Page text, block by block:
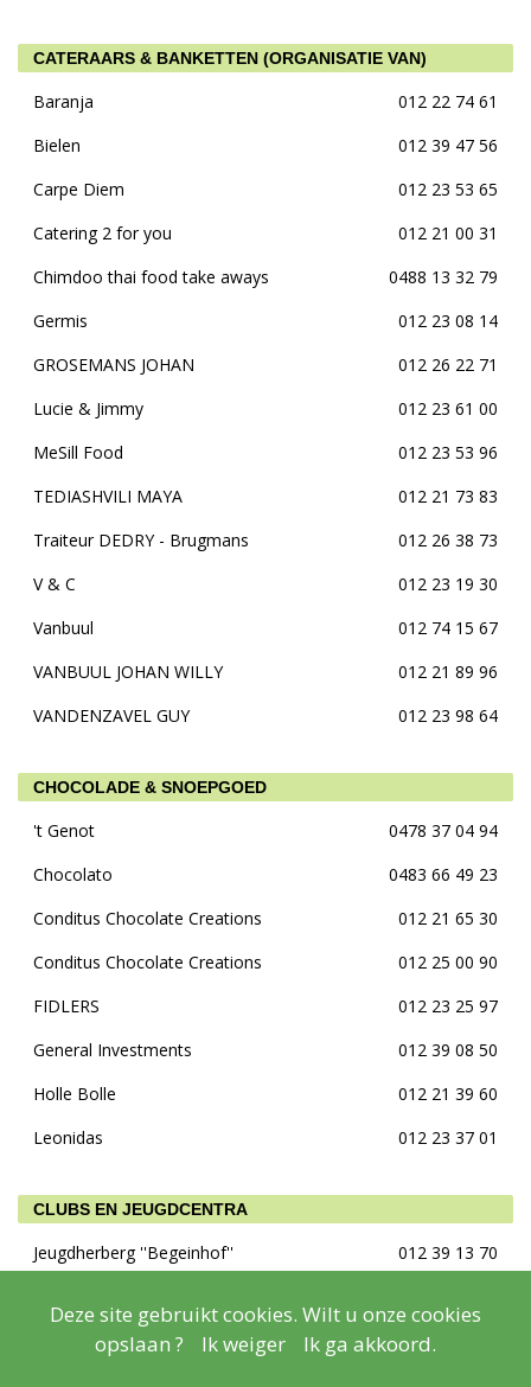
CATERAARS & BANKETTEN (ORGANISATIE VAN)
Baranja
012 22 74 61
Bielen
012 39 47 56
Carpe Diem
012 23 53 65
Catering 2 for you
012 21 00 31
Chimdoo thai food take aways
0488 13 32 79
Germis
012 23 08 14
GROSEMANS JOHAN
012 26 22 71
Lucie & Jimmy
012 23 61 00
MeSill Food
012 23 53 96
TEDIASHVILI MAYA
012 21 73 83
Traiteur DEDRY - Brugmans
012 26 38 73
V & C
012 23 19 30
Vanbuul
012 74 15 67
VANBUUL JOHAN WILLY
012 21 89 96
VANDENZAVEL GUY
012 23 98 64
CHOCOLADE & SNOEPGOED
't Genot
0478 37 04 94
Chocolato
0483 66 49 23
Conditus Chocolate Creations
012 21 65 30
Conditus Chocolate Creations
012 25 00 90
FIDLERS
012 23 25 97
General Investments
012 39 08 50
Holle Bolle
012 21 39 60
Leonidas
012 23 37 01
CLUBS EN JEUGDCENTRA
Jeugdherberg ''Begeinhof'' 012 39 13 70
COACHING
Deze site gebruikt cookies. Wilt u onze cookies
opslaan ?
Ik weiger Ik ga akkoord.